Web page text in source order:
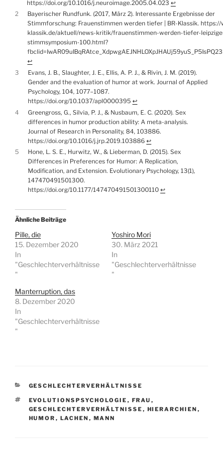
https://doi.org/10.1016/j.neuroimage.2005.04.023 ↩︎
2
Bayerischer Rundfunk. (2017, März 2). Interessante Ergebnisse der
Stimmforschung: Frauenstimmen werden tiefer | BR-Klassik. https://
klassik.de/aktuell/news-kritik/frauenstimmen-werden-tiefer-
stimmsymposium-100.html?
↩︎
3
Evans, J. B., Slaughter, J. E., Ellis, A. P. J., & Rivin, J. M. (2019).
Gender and the evaluation of humor at work. Journal of Applied
Psychology, 104, 1077–1087.
https://doi.org/10.1037/apl0000395 ↩︎
4
Greengross, G., Silvia, P. J., & Nusbaum, E. C. (2020). Sex
differences in humor production ability: A meta-analysis.
Journal of Research in Personality, 84, 103886.
https://doi.org/10.1016/j.jrp.2019.103886 ↩︎
5
Hone, L. S. E., Hurwitz, W., & Lieberman, D. (2015). Sex
Differences in Preferences for Humor: A Replication,
Modification, and Extension. Evolutionary Psychology, 13(1),
147470491501300.
https://doi.org/10.1177/147470491501300110 ↩︎
Ähnliche Beiträge
Pille, die
15. Dezember 2020
In
"Geschlechterverhältnisse
"
Yoshiro Mori
30. März 2021
In
"Geschlechterverhältnisse
"
Manterruption, das
8. Dezember 2020
In
"Geschlechterverhältnisse
"
KATEGORIEN
GESCHLECHTERVERHÄLTNISSE
SCHLAGWÖRTER
EVOLUTIONSPSYCHOLOGIE , FRAU ,
GESCHLECHTERVERHÄLTNISSE , HIERARCHIEN ,
HUMOR , LACHEN , MANN